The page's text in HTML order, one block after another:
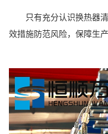
只有充分认识换热器
效措施防范风险，保障生